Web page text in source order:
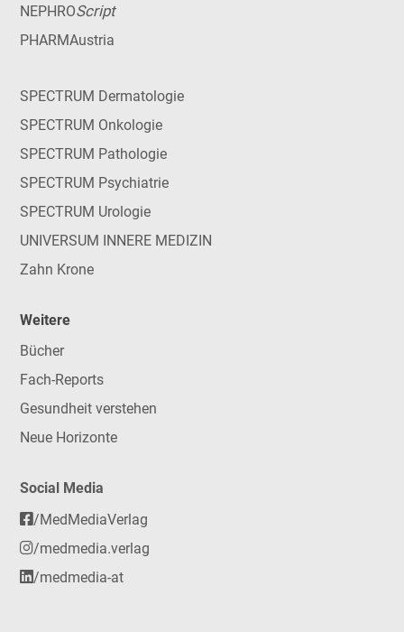
NEPHROScript
PHARMAustria
SPECTRUM Dermatologie
SPECTRUM Onkologie
SPECTRUM Pathologie
SPECTRUM Psychiatrie
SPECTRUM Urologie
UNIVERSUM INNERE MEDIZIN
Zahn Krone
Weitere
Bücher
Fach-Reports
Gesundheit verstehen
Neue Horizonte
Social Media
/MedMediaVerlag
/medmedia.verlag
/medmedia-at